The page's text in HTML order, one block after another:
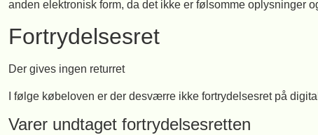
anden elektronisk form, da det ikke er følsomme oplysninger
Fortrydelsesret
Der gives ingen returret
I følge købeloven er der desværre ikke fortrydelsesret på
Varer undtaget fortrydelsesretten